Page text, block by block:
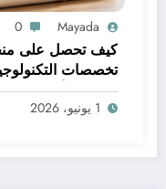
Mayada
0
كيف تحصل على
تخصصات
مستقبل أكاديمي
1 يونيو، 2026